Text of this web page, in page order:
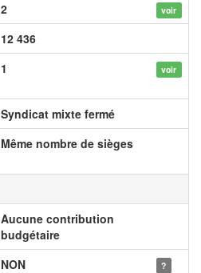
2 voir
12 436
1 voir
Syndicat mixte fermé
Même nombre de sièges
Aucune contribution
budgétaire
NON ?